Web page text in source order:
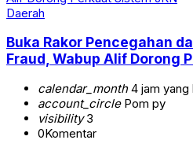
Daerah
Buka Rakor Pencegahan
Fraud, Wabup Alif Dorong
calendar_month4 jam yang
account_circlePom py
visibility3
0Komentar